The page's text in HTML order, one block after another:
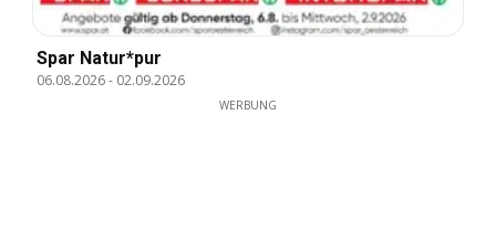
Spar Natur*pur
06.08.2026- 02.09.2026
WERBUNG